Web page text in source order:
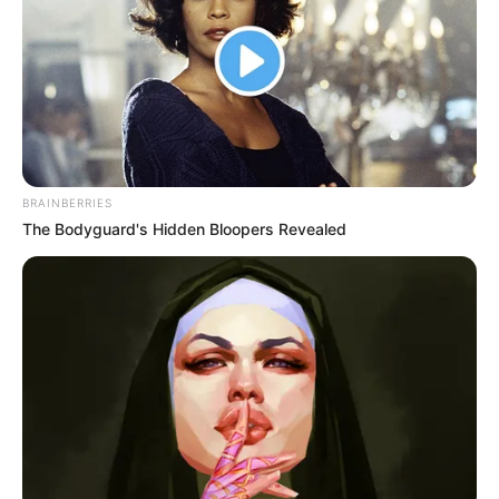
TEMAS RELACIONADOS
ABUSO DE MENORES
LUIS ALFREDO GARAVITO
RAFAEL URIBE NOGUERA
MANTÉNGASE EN ALERTA
Tenemos todas las noticias que le
interesan. Para estar bien informado, por
favor, active las notificaciones de Alerta.
ACTIVAR AHORA
BRAINBERRIES
The Bodyguard's Hidden Bloopers Revealed